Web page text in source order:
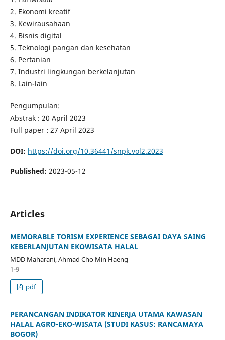
2. Ekonomi kreatif
3. Kewirausahaan
4. Bisnis digital
5. Teknologi pangan dan kesehatan
6. Pertanian
7. Industri lingkungan berkelanjutan
8. Lain-lain
Pengumpulan:
Abstrak : 20 April 2023
Full paper : 27 April 2023
DOI: https://doi.org/10.36441/snpk.vol2.2023
Published: 2023-05-12
Articles
MEMORABLE TORISM EXPERIENCE SEBAGAI DAYA SAING
KEBERLANJUTAN EKOWISATA HALAL
MDD Maharani, Ahmad Cho Min Haeng
1-9
pdf
PERANCANGAN INDIKATOR KINERJA UTAMA KAWASAN
HALAL AGRO-EKO-WISATA (STUDI KASUS: RANCAMAYA
BOGOR)